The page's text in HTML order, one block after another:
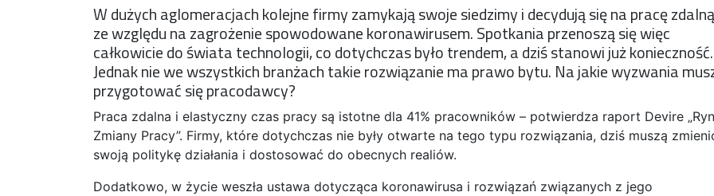
W dużych aglomeracjach kolejne firmy zamykają swoje siedzimy i decydują się na pracę zdalną
ze względu na zagrożenie spowodowane koronawirusem. Spotkania przenoszą się więc
całkowicie do świata technologii, co dotychczas było trendem, a dziś stanowi już konieczność.
Jednak nie we wszystkich branżach takie rozwiązanie ma prawo bytu. Na jakie wyzwania
przygotować się pracodawcy?
Praca zdalna i elastyczny czas pracy są istotne dla 41% pracowników – potwierdza raport Devire
Zmiany Pracy”. Firmy, które dotychczas nie były otwarte na tego typu rozwiązania, dziś muszą
swoją politykę działania i dostosować do obecnych realiów.
Dodatkowo, w życie weszła ustawa dotycząca koronawirusa i rozwiązań związanych z jego